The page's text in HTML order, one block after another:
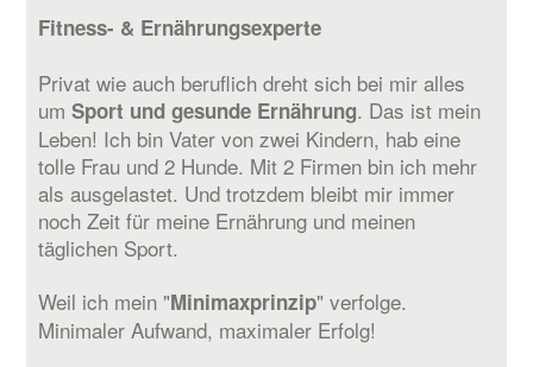
Fitness- & Ernährungsexperte
Privat wie auch beruflich dreht sich bei mir alles
umSport und gesunde Ernährung. Das ist mein
Leben! Ich bin Vater von zwei Kindern, hab eine
tolle Frau und 2 Hunde. Mit 2 Firmen bin ich mehr
als ausgelastet. Und trotzdem bleibt mir immer
noch Zeit für meine Ernährung und meinen
täglichen Sport.
Weil ich mein "Minimaxprinzip" verfolge.
Minimaler Aufwand, maximaler Erfolg!